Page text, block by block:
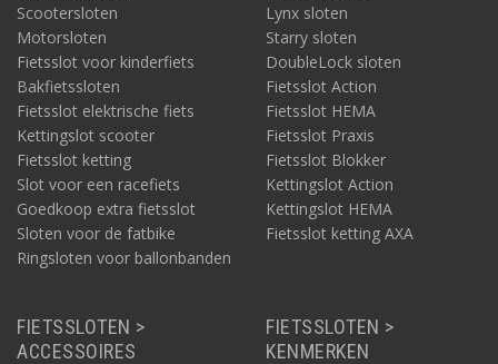
Scootersloten
Motorsloten
Fietsslot voor kinderfiets
Bakfietssloten
Fietsslot elektrische fiets
Kettingslot scooter
Fietsslot ketting
Slot voor een racefiets
Goedkoop extra fietsslot
Sloten voor de fatbike
Ringsloten voor ballonbanden
Lynx sloten
Starry sloten
DoubleLock sloten
Fietsslot Action
Fietsslot HEMA
Fietsslot Praxis
Fietsslot Blokker
Kettingslot Action
Kettingslot HEMA
Fietsslot ketting AXA
FIETSSLOTEN >
ACCESSOIRES
FIETSSLOTEN >
KENMERKEN